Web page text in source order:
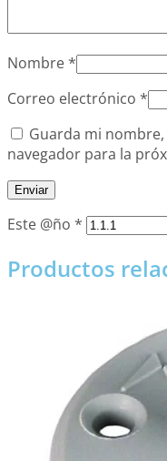
Nombre *
Correo electrónico *
Guarda mi
navegador para la
Este @ño *
Productos